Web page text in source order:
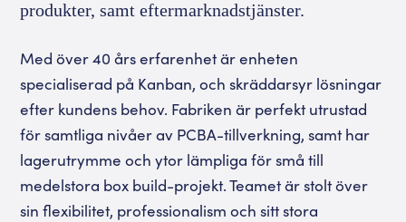
produkter, samt eftermarknadstjänster.
Med över 40 års erfarenhet är enheten
specialiserad på Kanban, och skräddarsyr lösningar
efter kundens behov. Fabriken är perfekt utrustad
för samtliga nivåer av PCBA-tillverkning, samt har
lagerutrymme och ytor lämpliga för små till
medelstora box build-projekt. Teamet är stolt över
sin flexibilitet, professionalism och sitt stora